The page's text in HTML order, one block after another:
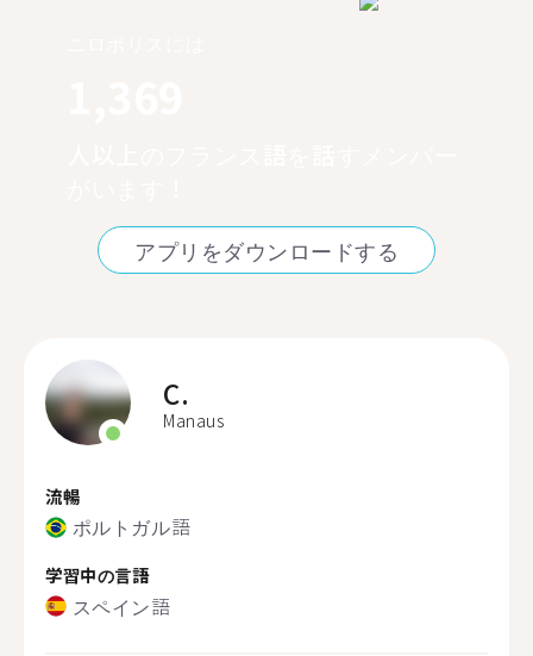
アプリをダウンロードする
C.
Manaus
流暢
ポルトガル語
学習中の言語
スペイン語